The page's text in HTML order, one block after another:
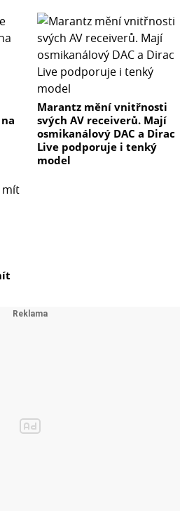
Marantz mění vnitřnosti
svých AV receiverů. Mají
osmikanálový DAC a Dirac
Live podporuje i tenký
model